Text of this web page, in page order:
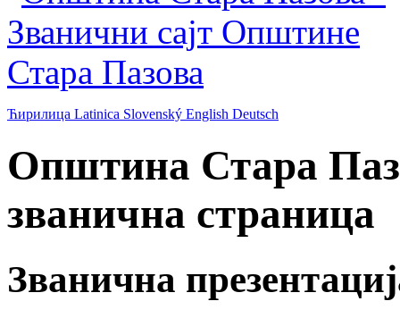
Ћирилица Latinica Slovenský English Deutsch
Општина Стара
званична страница
Званична